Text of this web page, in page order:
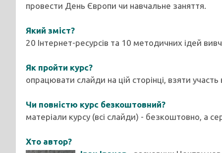
провести День Європи чи навчальне заняття.
Який зміст?
20 Інтернет-ресурсів та 10 методичних ідей
Як пройти курс?
опрацювати слайди на цій сторінці, взяти
Чи повністю курс безкоштовний?
матеріали курсу (всі слайди) - безкоштовно, а
Хто автор?